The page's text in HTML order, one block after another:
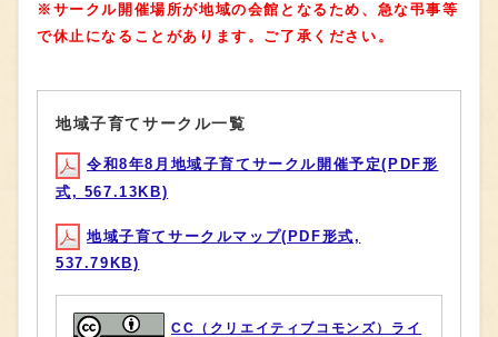
※サークル開催場所が地域の会館となるため、急な弔事等
で休止になることがあります。ご了承ください。
地域子育てサークル一覧
令和8年8月地域子育てサークル開催予定(PDF形
式, 567.13KB)
地域子育てサークルマップ(PDF形式,
537.79KB)
CC（クリエイティブコモンズ）ライ